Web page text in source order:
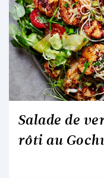
Salade de
rôti au